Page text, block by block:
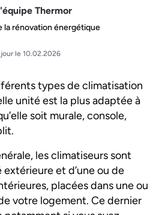
Thermor
la rénovation énergétique
le 10.02.2026
types de climatisation
unité est la plus adaptée à
soit murale, console,
les climatiseurs sont
extérieure et d’une ou de
placées dans une ou
votre logement. Ce dernier